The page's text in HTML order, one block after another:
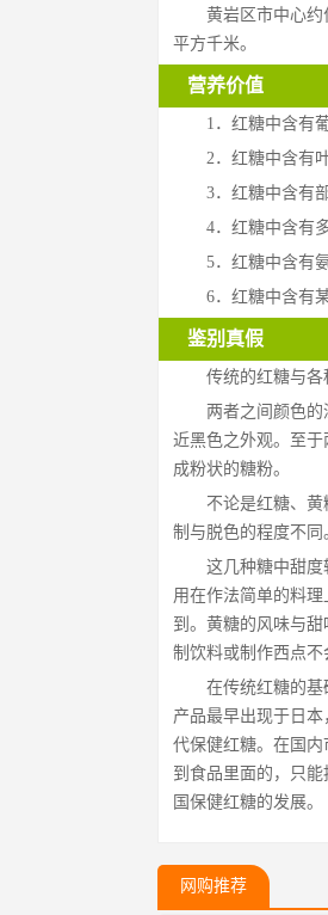
黄岩区市中心约
平方千米。
营养价值
1．红糖中含有
2．红糖中含有
3．红糖中含有
4．红糖中含有
5．红糖中含有
6．红糖中含有
鉴别真假
传统的红糖与各
两者之间颜色
近黑色之外观。至
成粉状的糖粉。
不论是红糖、
制与脱色的程度不同
这几种糖中甜
用在作法简单的料
到。黄糖的风味与
制饮料或制作西点不
在传统红糖的
产品最早出现于日
代保健红糖。在国
到食品里面的，只
国保健红糖的发展。
网购推荐